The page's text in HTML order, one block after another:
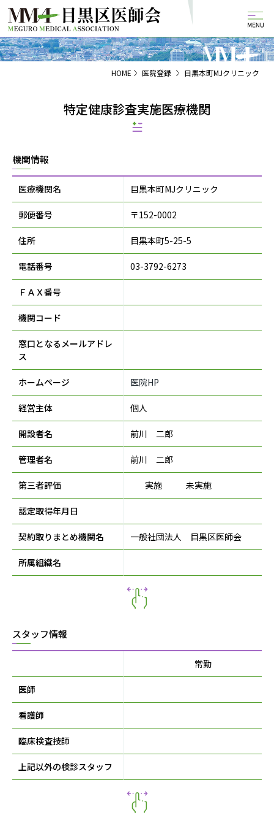
HOME 医院登録 目黒本町MJクリニック
特定健康診査実施医療機関
機関情報
医療機関名 目黒本町MJクリニック
郵便番号 〒152-0002
住所 目黒本町5-25-5
電話番号 03-3792-6273
ＦＡＸ番号
機関コード
窓口となるメールアドレ
ス
ホームページ 医院HP
経営主体 個人
開設者名 前川 二郎
管理者名 前川 二郎
第三者評価 実施 未実施
認定取得年月日
契約取りまとめ機関名 一般社団法人 目黒区医師会
所属組織名
スタッフ情報
常勤
医師
看護師
臨床検査技師
上記以外の検診スタッフ